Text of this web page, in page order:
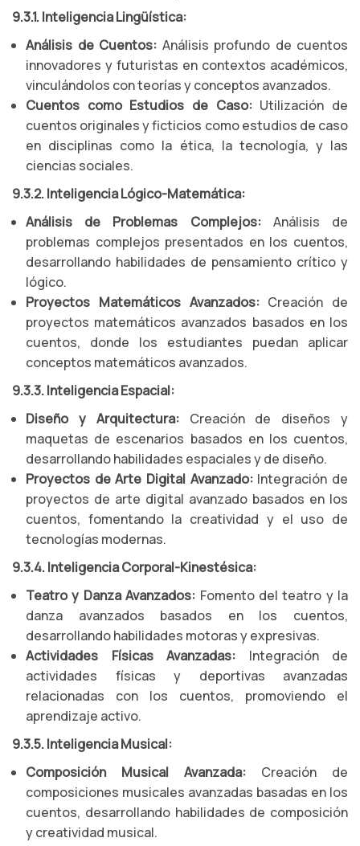
9.3.1. Inteligencia Lingüística:
Análisis de Cuentos: Análisis profundo de cuentos
innovadores y futuristas en contextos académicos,
vinculándolos con teorías y conceptos avanzados.
Cuentos como Estudios de Caso:Utilización de
cuentos originales y ficticios como estudios de caso
en disciplinas como la ética, la tecnología, y las
ciencias sociales.
9.3.2. Inteligencia Lógico-Matemática:
Análisis de Problemas Complejos:Análisis de
problemas complejos presentados en los cuentos,
desarrollando habilidades de pensamiento crítico y
lógico.
Proyectos Matemáticos Avanzados:Creación de
proyectos matemáticos avanzados basados en los
cuentos, donde los estudiantes puedan aplicar
conceptos matemáticos avanzados.
9.3.3. Inteligencia Espacial:
Diseño y Arquitectura:Creación de diseños y
maquetas de escenarios basados en los cuentos,
desarrollando habilidades espaciales y de diseño.
Proyectos de Arte Digital Avanzado:Integración de
proyectos de arte digital avanzado basados en los
cuentos, fomentando la creatividad y el uso de
tecnologías modernas.
9.3.4. Inteligencia Corporal-Kinestésica:
Teatro y Danza Avanzados: Fomento del teatro y la
danza avanzados basados en los cuentos,
desarrollando habilidades motoras y expresivas.
Actividades Físicas Avanzadas: Integración de
actividades físicas y deportivas avanzadas
relacionadas con los cuentos, promoviendo el
aprendizaje activo.
9.3.5. Inteligencia Musical:
Composición Musical Avanzada: Creación de
composiciones musicales avanzadas basadas en los
cuentos, desarrollando habilidades de composición
y creatividad musical.